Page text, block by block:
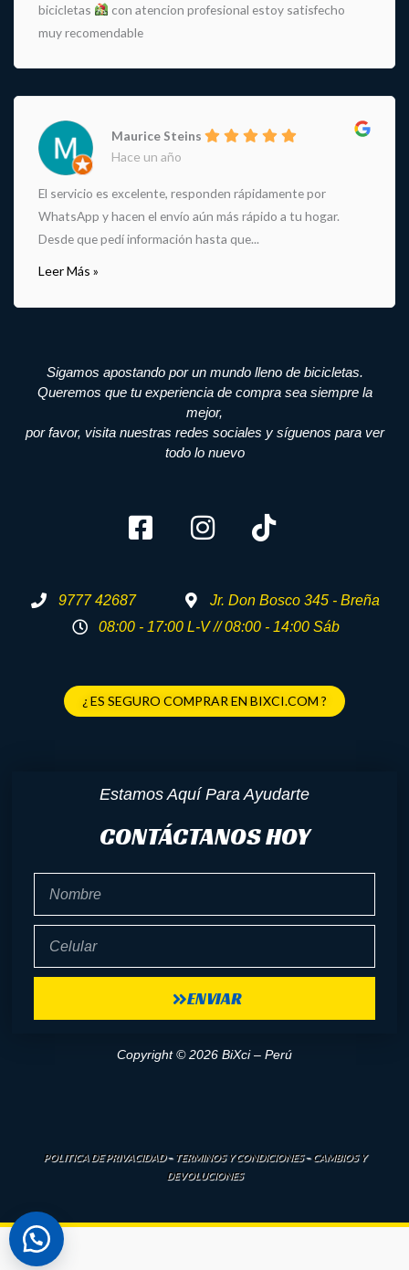
bicicletas
con atencion profesional estoy satisfecho
muy recomendable
Maurice Steins
Hace un año
El servicio es excelente, responden rápidamente por
WhatsApp y hacen el envío aún más rápido a tu hogar.
Desde que pedí información hasta que...
Leer Más »
Sigamos apostando por un mundo lleno de bicicletas.
Queremos que tu experiencia de compra sea siempre la
mejor,
por favor, visita nuestras redes sociales y síguenos para ver
todo lo nuevo
9777 42687
Jr. Don Bosco 345 - Breña
08:00 - 17:00 L-V // 08:00 - 14:00 Sáb
¿ ES SEGURO COMPRAR EN BIXCI.COM ?
Estamos Aquí Para Ayudarte
CONTÁCTANOS HOY
ENVIAR
Copyright © 2026 BiXci – Perú
POLITICA DE PRIVACIDAD–TERMINOS Y CONDICIONES–CAMBIOS Y
DEVOLUCIONES